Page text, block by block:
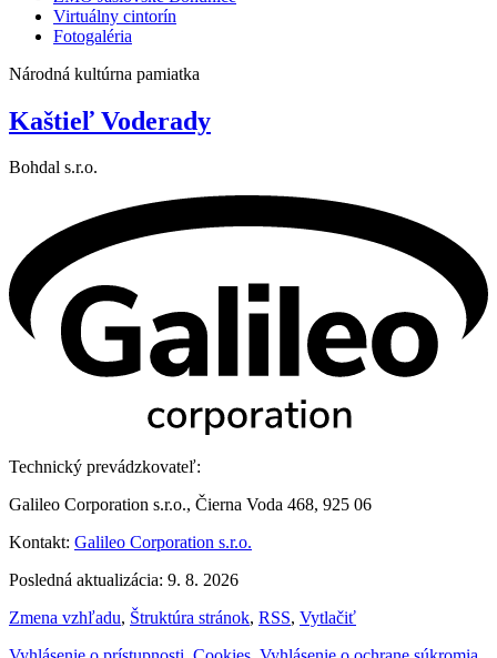
Virtuálny cintorín
Fotogaléria
Národná kultúrna pamiatka
Kaštieľ Voderady
Bohdal s.r.o.
Technický prevádzkovateľ:
Galileo Corporation s.r.o., Čierna Voda 468, 925 06
Kontakt: Galileo Corporation s.r.o.
Posledná aktualizácia: 9. 8. 2026
Zmena vzhľadu, Štruktúra stránok, RSS, Vytlačiť